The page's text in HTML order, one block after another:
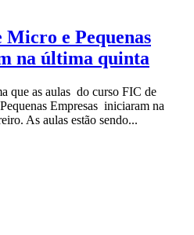
Micro e Pequenas
na última quinta
que as aulas do curso FIC de
Empresas iniciaram na
As aulas estão sendo...